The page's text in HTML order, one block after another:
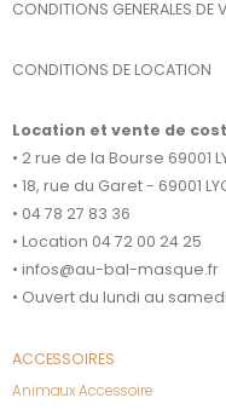
CONDITIONS GENERALES DE
CONDITIONS DE LOCATION
Location et vente de
• 2 rue de la Bourse 69001
• 18, rue du Garet - 69001
• 04 78 27 83 36
• Location 04 72 00 24 25
• infos@au-bal-masque.fr
• Ouvert du lundi au samedi
ACCESSOIRES
Animaux Accessoire